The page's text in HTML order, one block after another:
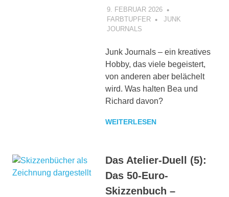
9. FEBRUAR 2026
FARBTUPFER
JUNK
JOURNALS
Junk Journals – ein kreatives
Hobby, das viele begeistert,
von anderen aber belächelt
wird. Was halten Bea und
Richard davon?
WEITERLESEN
Das Atelier-Duell (5):
Das 50-Euro-
Skizzenbuch –